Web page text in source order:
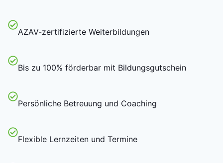
AZAV-zertifizierte Weiterbildungen
Bis zu 100% förderbar mit Bildungsgutschein
Persönliche Betreuung und Coaching
Flexible Lernzeiten und Termine